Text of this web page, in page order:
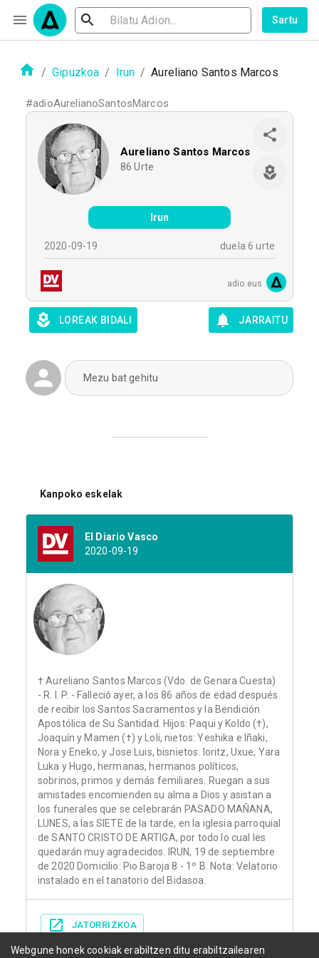
Sartu
/ Gipuzkoa / Irun / Aureliano Santos Marcos
#adioAurelianoSantosMarcos
Aureliano Santos Marcos
86 Urte
Irun
2020-09-19 duela 6 urte
adio.eus
LOREAK BIDALI JARRAITU
Mezu bat gehitu
Kanpoko eskelak
El Diario Vasco
2020-09-19
† Aureliano Santos Marcos (Vdo. de Genara Cuesta)
- R. I. P. - Falleció ayer, a los 86 años de edad después
de recibir los Santos Sacramentos y la Bendición
Apostólica de Su Santidad. Hijos: Paqui y Koldo (†),
Joaquín y Mamen (†) y Loli, nietos: Yeshika e Iñaki,
Nora y Eneko, y Jose Luis, bisnietos: Ioritz, Uxue, Yara
Luka y Hugo, hermanas, hermanos políticos,
sobrinos, primos y demás femiliares. Ruegan a sus
amistades encomienden su alma a Dios y asistan a
los funerales que se celebrarán PASADO MAÑANA,
LUNES, a las SIETE de la tarde, en la iglesia parroquial
de SANTO CRISTO DE ARTIGA, por todo lo cual les
quedarán muy agradecidos. IRUN, 19 de septiembre
de 2020 Domicilio: Pio Baroja 8 - 1º B. Nota: Velatorio
instalado en el tanatorio del Bidasoa.
JATORRIZKOA
Webgune honek cookiak erabiltzen ditu erabiltzailearen